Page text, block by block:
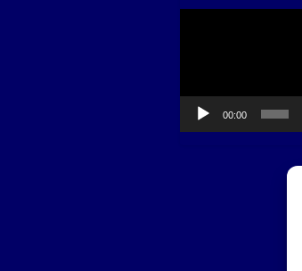
00:00